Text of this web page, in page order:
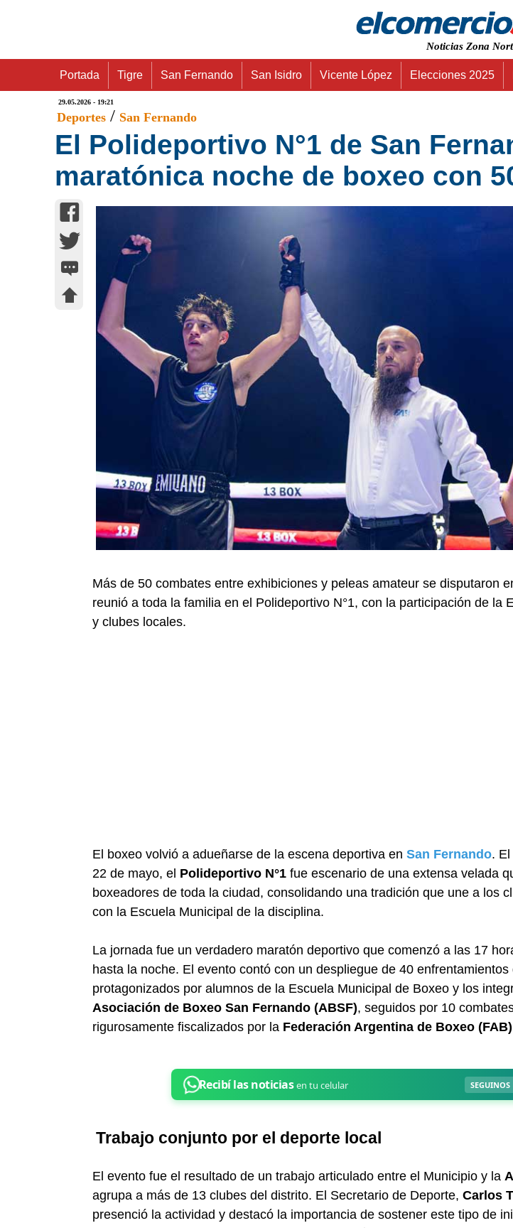
Noticias Zona
Portada Tigre San Fernando San Isidro Vicente López Elecciones 2025
29.05.2026 - 19:21
Deportes / San Fernando
El Polideportivo N°1 de San
maratónica noche de boxeo con
Más de 50 combates entre exhibiciones y peleas amateur se disputaron
reunió a toda la familia en el Polideportivo N°1, con la participación de la
y clubes locales.
El boxeo volvió a adueñarse de la escena deportiva en San Fernando.
22 de mayo, el Polideportivo N°1 fue escenario de una extensa velada
boxeadores de toda la ciudad, consolidando una tradición que une a los
con la Escuela Municipal de la disciplina.
La jornada fue un verdadero maratón deportivo que comenzó a las 17
hasta la noche. El evento contó con un despliegue de 40 enfrentamientos
protagonizados por alumnos de la Escuela Municipal de Boxeo y los
Asociación de Boxeo San Fernando (ABSF), seguidos por 10
rigurosamente fiscalizados por la Federación Argentina de Boxeo (FAB)
Trabajo conjunto por el deporte local
El evento fue el resultado de un trabajo articulado entre el Municipio y la
agrupa a más de 13 clubes del distrito. El Secretario de Deporte, Carlos
presenció la actividad y destacó la importancia de sostener este tipo de